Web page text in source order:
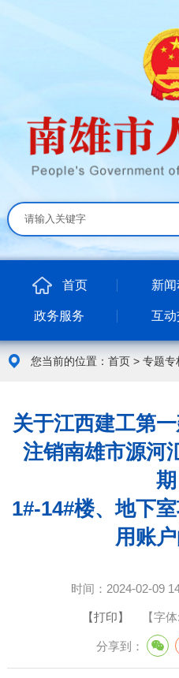
首页 新
政务服务 互
您当前的位置： 首页> 专题专
关于江西建工第
注销南雄市源河
期
1#-14#楼、地下
用账
时间： 2024-02-09
【打印】 【字体:
分享到：